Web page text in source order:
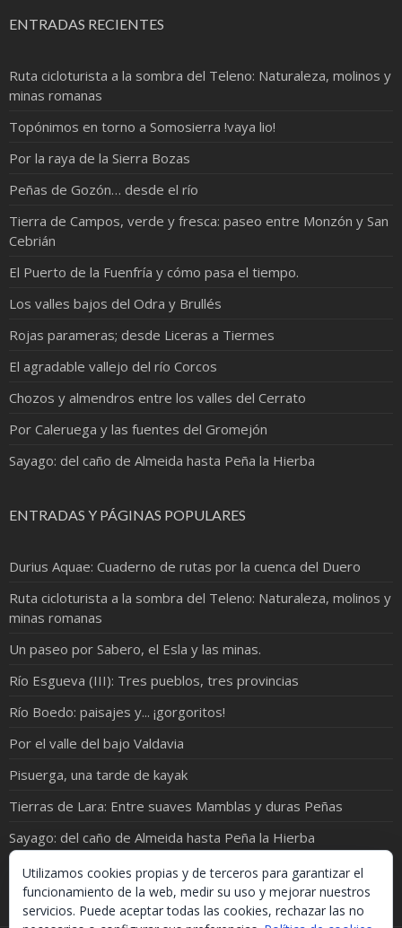
ENTRADAS RECIENTES
Ruta cicloturista a la sombra del Teleno: Naturaleza, molinos y
minas romanas
Topónimos en torno a Somosierra !vaya lio!
Por la raya de la Sierra Bozas
Peñas de Gozón… desde el río
Tierra de Campos, verde y fresca: paseo entre Monzón y San
Cebrián
El Puerto de la Fuenfría y cómo pasa el tiempo.
Los valles bajos del Odra y Brullés
Rojas parameras; desde Liceras a Tiermes
El agradable vallejo del río Corcos
Chozos y almendros entre los valles del Cerrato
Por Caleruega y las fuentes del Gromejón
Sayago: del caño de Almeida hasta Peña la Hierba
ENTRADAS Y PÁGINAS POPULARES
Durius Aquae: Cuaderno de rutas por la cuenca del Duero
Ruta cicloturista a la sombra del Teleno: Naturaleza, molinos y
minas romanas
Un paseo por Sabero, el Esla y las minas.
Río Esgueva (III): Tres pueblos, tres provincias
Río Boedo: paisajes y... ¡gorgoritos!
Por el valle del bajo Valdavia
Pisuerga, una tarde de kayak
Tierras de Lara: Entre suaves Mamblas y duras Peñas
Sayago: del caño de Almeida hasta Peña la Hierba
Por los Ríos y Arroyos de Piedrahita
Utilizamos cookies propias y de terceros para garantizar el
funcionamiento de la web, medir su uso y mejorar nuestros
servicios. Puede aceptar todas las cookies, rechazar las no